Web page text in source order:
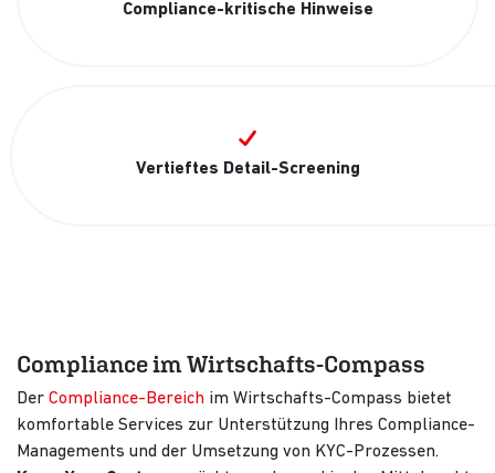
Compliance-kritische Hinweise
Vertieftes Detail-Screening
Compliance im Wirtschafts-Compass
Der Compliance-Bereich im Wirtschafts-Compass bietet
komfortable Services zur Unterstützung Ihres Compliance-
Managements und der Umsetzung von KYC-Prozessen.